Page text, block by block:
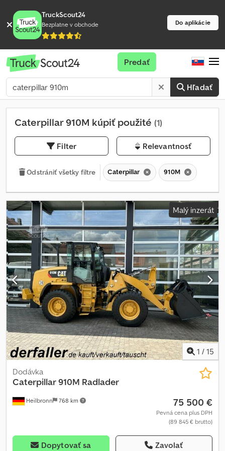
TruckScout24
Bezplatne v obchode Do aplikácie
Hľadať
Predať
Caterpillar 910M kúpiť použité (1)
Filter Relevantnosť
Odstrániť všetky filtre Caterpillar 910M
Malý inzerát
1 / 15
Heilbronn 768 km
Dodávka
Caterpillar910M Radlader
75 500 €
Pevná cena plus DPH
(89 845 € brutto)
Dopytovať sa Zavolať